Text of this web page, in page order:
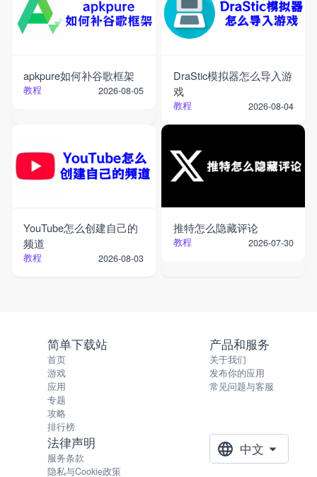
apkpure如何补谷歌框架
教程 2026-08-05
DraStic模拟器怎么导入游
戏
教程 2026-08-04
YouTube怎么创建自己的
频道
教程 2026-08-03
推特怎么隐藏评论
教程 2026-07-30
简单下载站
首页
游戏
应用
专题
攻略
排行榜
产品和服务
关于我们
发布你的应用
常见问题与客服
法律声明
服务条款
隐私与Cookie政策
中文